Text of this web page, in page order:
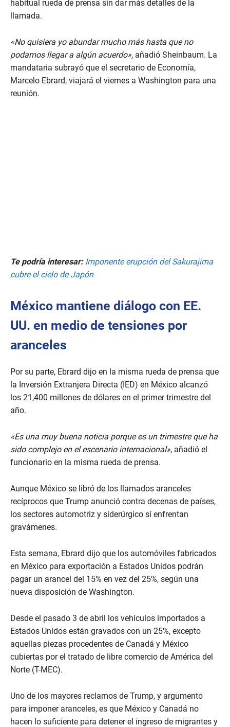
1
m
i
t
e
,
2
5
s
e
habitual rueda de prensa sin dar más detalles de la
llamada.
«No quisiera yo abundar mucho más hasta que no
podamos llegar a algún acuerdo», añadió Sheinbaum. La
mandataria subrayó que el secretario de Economía,
Marcelo Ebrard, viajará el viernes a Washington para una
reunión.
Te podría interesar: Imponente erupción del Sakurajima
cubre el cielo de Japón
México mantiene diálogo con EE.
UU. en medio de tensiones por
aranceles
Por su parte, Ebrard dijo en la misma rueda de prensa que
la Inversión Extranjera Directa (IED) en México alcanzó
los 21,400 millones de dólares en el primer trimestre del
año.
«Es una muy buena noticia porque es un trimestre que ha
sido complejo en el escenario internacional», añadió el
funcionario en la misma rueda de prensa.
Aunque México se libró de los llamados aranceles
recíprocos que Trump anunció contra decenas de países,
los sectores automotriz y siderúrgico sí enfrentan
gravámenes.
Esta semana, Ebrard dijo que los automóviles fabricados
en México para exportación a Estados Unidos podrán
pagar un arancel del 15% en vez del 25%, según una
nueva disposición de Washington.
Desde el pasado 3 de abril los vehículos importados a
Estados Unidos están gravados con un 25%, excepto
aquellas piezas procedentes de Canadá y México
cubiertas por el tratado de libre comercio de América del
Norte (T-MEC).
Uno de los mayores reclamos de Trump, y argumento
para imponer aranceles, es que México y Canadá no
hacen lo suficiente para detener el ingreso de migrantes y